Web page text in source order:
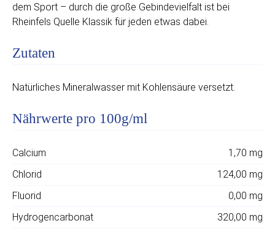
dem Sport – durch die große Gebindevielfalt ist bei
Rheinfels Quelle Klassik für jeden etwas dabei.
Zutaten
Natürliches Mineralwasser mit Kohlensäure versetzt.
Nährwerte pro 100g/ml
Calcium
1,70 mg
Chlorid
124,00 mg
Fluorid
0,00 mg
Hydrogencarbonat
320,00 mg